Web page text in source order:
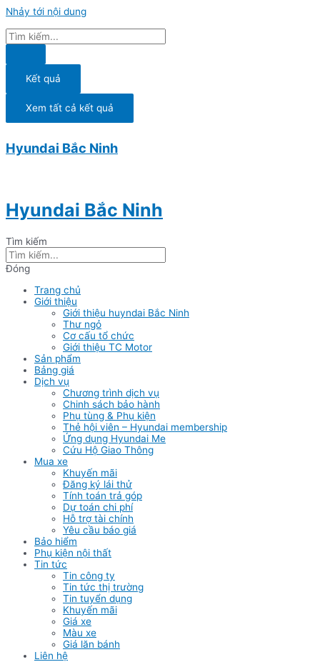
Nhảy tới nội dung
Kết quả
Xem tất cả kết quả
Hyundai Bắc Ninh
Hyundai Bắc Ninh
Tìm kiếm
Đóng
Trang chủ
Giới thiệu
Giới thiệu huyndai Bắc Ninh
Thư ngỏ
Cơ cấu tổ chức
Giới thiệu TC Motor
Sản phẩm
Bảng giá
Dịch vụ
Chương trình dịch vụ
Chinh sách bảo hành
Phụ tùng & Phụ kiện
Thẻ hội viên – Hyundai membership
Ứng dụng Hyundai Me
Cứu Hộ Giao Thông
Mua xe
Khuyến mãi
Đăng ký lái thử
Tính toán trả góp
Dự toán chi phí
Hỗ trợ tài chính
Yêu cầu báo giá
Bảo hiểm
Phụ kiện nội thất
Tin tức
Tin công ty
Tin tức thị trường
Tin tuyển dụng
Khuyến mãi
Giá xe
Màu xe
Giá lăn bánh
Liên hệ